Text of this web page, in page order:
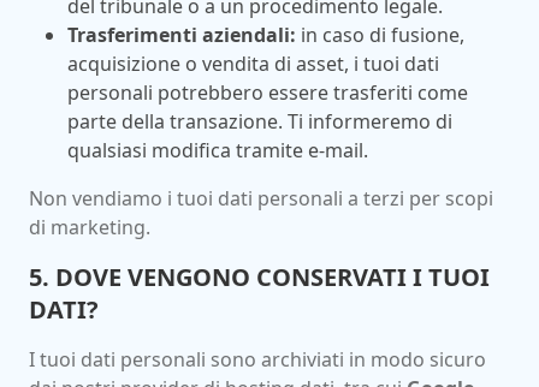
del tribunale o a un procedimento legale.
Trasferimenti aziendali: in caso di fusione,
acquisizione o vendita di asset, i tuoi dati
personali potrebbero essere trasferiti come
parte della transazione. Ti informeremo di
qualsiasi modifica tramite e-mail.
Non vendiamo i tuoi dati personali a terzi per scopi
di marketing.
5. DOVE VENGONO CONSERVATI I TUOI
DATI?
I tuoi dati personali sono archiviati in modo sicuro